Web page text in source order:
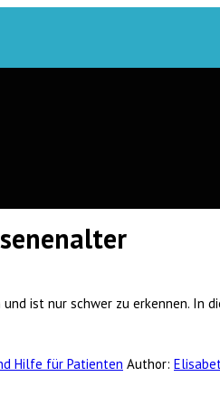
ist nur schwer zu erkennen. In
Hilfe für Patienten Author: